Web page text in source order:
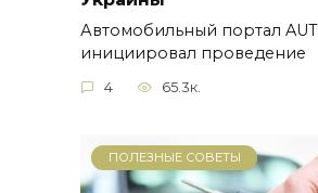
Автомобильный портал
инициировал проведение
4 65.3к.
ПОЛЕЗНЫЕ СОВЕТЫ